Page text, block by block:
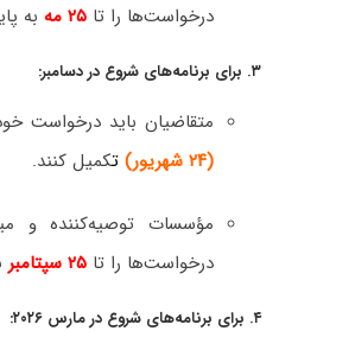
درخواست‌ها را تا ۲۵ مه به
۳. برای برنامه‌های شروع در دسامبر:
متقاضیان باید درخواست
(۲۴ شهریور)
تکمیل کنند.
مؤسسات توصیه‌کننده و
درخواست‌ها را تا ۲۵ سپتامبر
۴. برای برنامه‌های شروع در مارس ۲۰۲۶: